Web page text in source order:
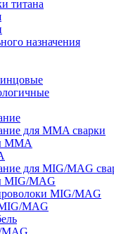
титана
назначения
для MMA сварки
MMA
для MIG/MAG
MIG/MAG
MIG/MAG
MAG
MAG